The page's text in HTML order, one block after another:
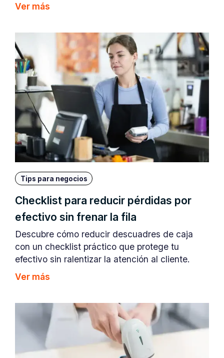
Ver más
Tips para negocios
Checklist para reducir pérdidas por
efectivo sin frenar la fila
Descubre cómo reducir descuadres de caja
con un checklist práctico que protege tu
efectivo sin ralentizar la atención al cliente.
Ver más